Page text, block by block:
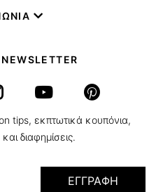
tips, εκπτωτικά κουπόνια,
διαφημίσεις.
ΕΓΓΡΑΦΗ